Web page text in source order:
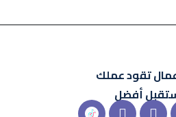
تقود عملك
أفضل